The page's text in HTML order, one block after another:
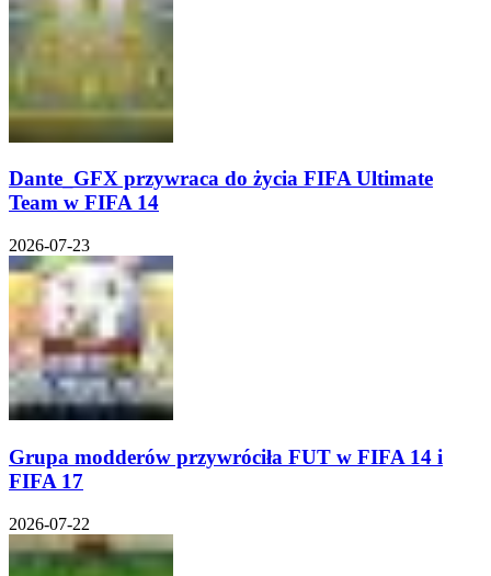
Dante_GFX przywraca do życia FIFA Ultimate
Team w FIFA 14
2026-07-23
Grupa modderów przywróciła FUT w FIFA 14 i
FIFA 17
2026-07-22